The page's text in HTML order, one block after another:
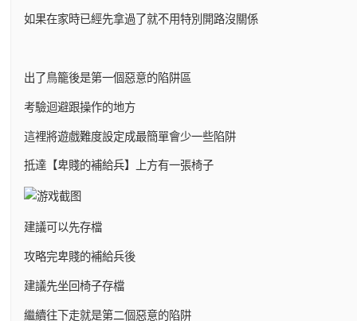
如果在家時已經先拿過了就不用特別開路沒關係
出了鳥籠後是第一個惡意的陷阱區
考驗迴避跟操作的地方
這裡將遊戲難度設定成最簡單會少一些陷阱
抵達【卑賤的補給兵】上方有一張椅子
建議可以先存檔
攻略完卑賤的補給兵後
建議先坐回椅子存檔
繼續往下走就是第二個惡意的陷阱